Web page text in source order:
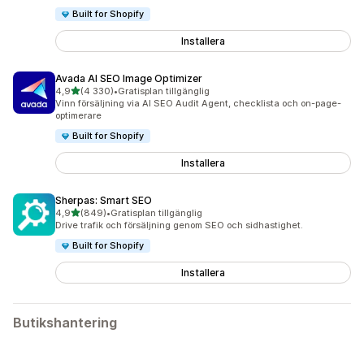
Built for Shopify
Installera
Avada AI SEO Image Optimizer
4,9av 5 stjärnor
(4 330)
4330 recensioner totalt
•Gratisplan tillgänglig
Vinn försäljning via AI SEO Audit Agent, checklista och on-page-
optimerare
Built for Shopify
Installera
Sherpas: Smart SEO
4,9av 5 stjärnor
(849)
849 recensioner totalt
•Gratisplan tillgänglig
Drive trafik och försäljning genom SEO och sidhastighet.
Built for Shopify
Installera
Butikshantering